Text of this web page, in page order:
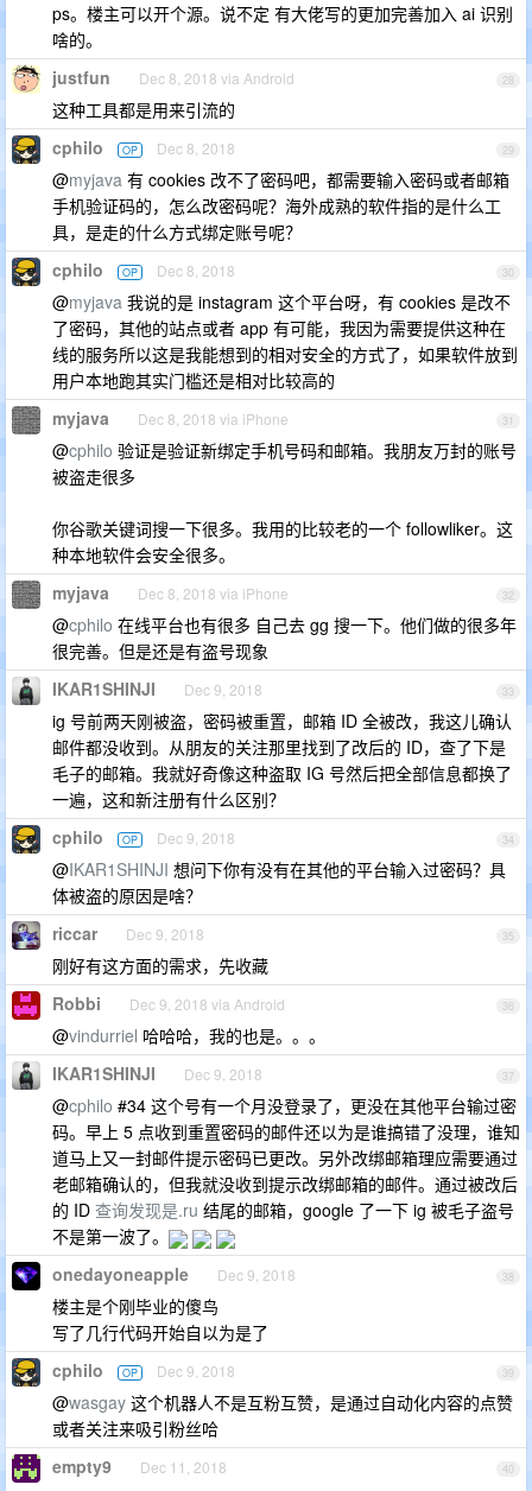
ps。楼主可以开个源。说不定 有大佬写的更加完善加入 ai 识别
啥的。
28
justfun Dec 8, 2018 via Android
这种工具都是用来引流的
29
cphilo OP Dec 8, 2018
@myjava 有 cookies 改不了密码吧，都需要输入密码或者邮箱
手机验证码的，怎么改密码呢？海外成熟的软件指的是什么工
具，是走的什么方式绑定账号呢？
30
cphilo OP Dec 8, 2018
@myjava 我说的是 instagram 这个平台呀，有 cookies 是改不
了密码，其他的站点或者 app 有可能，我因为需要提供这种在
线的服务所以这是我能想到的相对安全的方式了，如果软件放到
用户本地跑其实门槛还是相对比较高的
31
myjava Dec 8, 2018 via iPhone
@cphilo 验证是验证新绑定手机号码和邮箱。我朋友万封的账号
被盗走很多
你谷歌关键词搜一下很多。我用的比较老的一个 followliker。这
种本地软件会安全很多。
32
myjava Dec 8, 2018 via iPhone
@cphilo 在线平台也有很多 自己去 gg 搜一下。他们做的很多年
很完善。但是还是有盗号现象
33
IKAR1SHINJI Dec 9, 2018
ig 号前两天刚被盗，密码被重置，邮箱 ID 全被改，我这儿确认
邮件都没收到。从朋友的关注那里找到了改后的 ID，查了下是
毛子的邮箱。我就好奇像这种盗取 IG 号然后把全部信息都换了
一遍，这和新注册有什么区别？
34
cphilo OP Dec 9, 2018
@IKAR1SHINJI 想问下你有没有在其他的平台输入过密码？具
体被盗的原因是啥？
35
riccar Dec 9, 2018
刚好有这方面的需求，先收藏
36
Robbi Dec 9, 2018 via Android
@vindurriel 哈哈哈，我的也是。。。
37
IKAR1SHINJI Dec 9, 2018
@cphilo #34 这个号有一个月没登录了，更没在其他平台输过密
码。早上 5 点收到重置密码的邮件还以为是谁搞错了没理，谁知
道马上又一封邮件提示密码已更改。另外改绑邮箱理应需要通过
老邮箱确认的，但我就没收到提示改绑邮箱的邮件。通过被改后
的 ID 查询发现是.ru 结尾的邮箱，google 了一下 ig 被毛子盗号
不是第一波了。
38
onedayoneapple Dec 9, 2018
楼主是个刚毕业的傻鸟
写了几行代码开始自以为是了
39
cphilo OP Dec 9, 2018
@wasgay 这个机器人不是互粉互赞，是通过自动化内容的点赞
或者关注来吸引粉丝哈
40
empty9 Dec 11, 2018